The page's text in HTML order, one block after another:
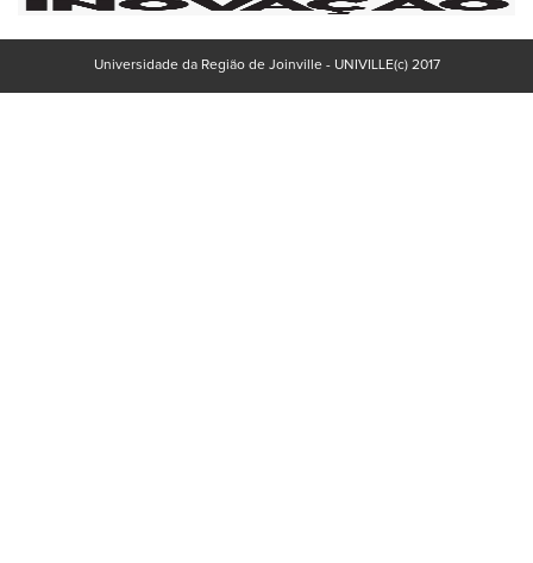
Universidade da Região de Joinville - UNIVILLE(c) 2017